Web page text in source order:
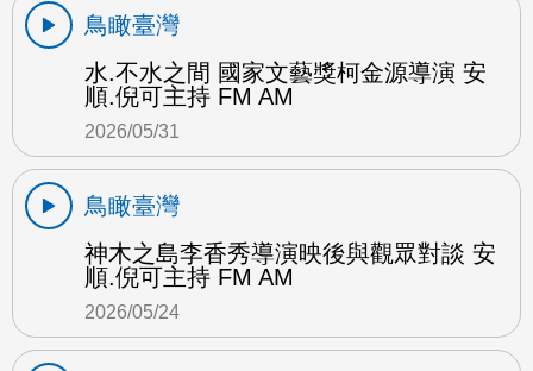
鳥瞰臺灣
水.不水之間 國家文藝獎柯金源導演 安
順.倪可主持 FM AM
2026/05/31
鳥瞰臺灣
神木之島李香秀導演映後與觀眾對談 安
順.倪可主持 FM AM
2026/05/24